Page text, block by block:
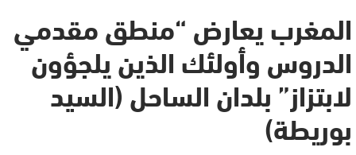
المغرب يعارض “منطق مقدمي
الدروس وأولئك الذين يلجؤون
لابتزاز” بلدان الساحل (السيد
بوريطة)